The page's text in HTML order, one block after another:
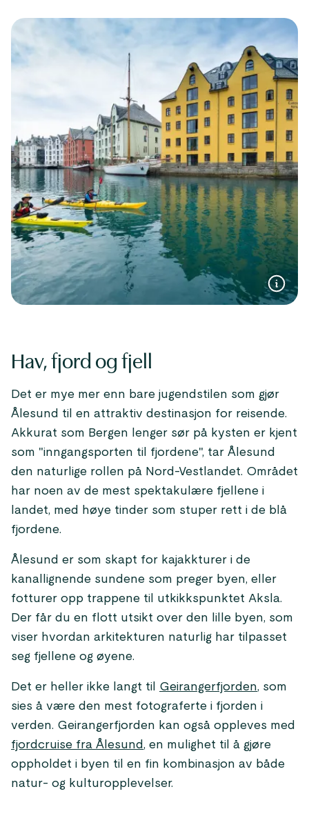
Hav, fjord og fjell
Det er mye mer enn bare jugendstilen som gjør
Ålesund til en attraktiv destinasjon for reisende.
Akkurat som Bergen lenger sør på kysten er kjent
som "inngangsporten til fjordene", tar Ålesund
den naturlige rollen på Nord-Vestlandet. Området
har noen av de mest spektakulære fjellene i
landet, med høye tinder som stuper rett i de blå
fjordene.
Ålesund er som skapt for kajakkturer i de
kanallignende sundene som preger byen, eller
fotturer opp trappene til utkikkspunktet Aksla.
Der får du en flott utsikt over den lille byen, som
viser hvordan arkitekturen naturlig har tilpasset
seg fjellene og øyene.
Det er heller ikke langt til Geirangerfjorden, som
sies å være den mest fotograferte i fjorden i
verden. Geirangerfjorden kan også oppleves med
fjordcruise fra Ålesund, en mulighet til å gjøre
oppholdet i byen til en fin kombinasjon av både
natur- og kulturopplevelser.